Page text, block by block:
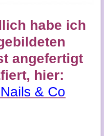
habe ich
angefertigt
hier:
& Co